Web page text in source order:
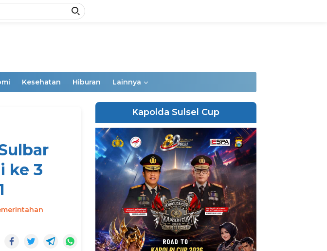
Kesehatan Hiburan Lainnya
ke 3
Kapolda Sulsel Cup